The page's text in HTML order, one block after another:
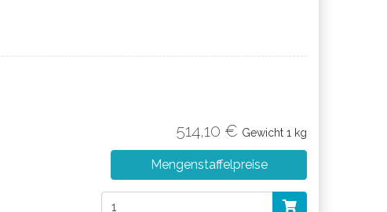
514,10 € Gewicht 1 kg
Mengenstaffelpreise